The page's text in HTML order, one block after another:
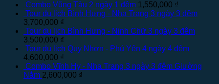
Combo Vũng Tàu 2 ngày 1 đêm 1,550,000 ₫
Tour du lịch Bình Hưng - Nha Trang 3 ngày 3 đêm
3,700,000 ₫
Tour du lịch Bình Hưng - Ninh Chữ 3 ngày 3 đêm
3,500,000 ₫
Tour du lịch Quy Nhơn - Phú Yên 4 ngày 4 đêm
4,600,000 ₫
Combo Vĩnh Hy - Nha Trang 3 ngày 3 đêm Giường
Nằm 2,600,000 ₫